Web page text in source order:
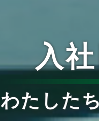
入
わたした